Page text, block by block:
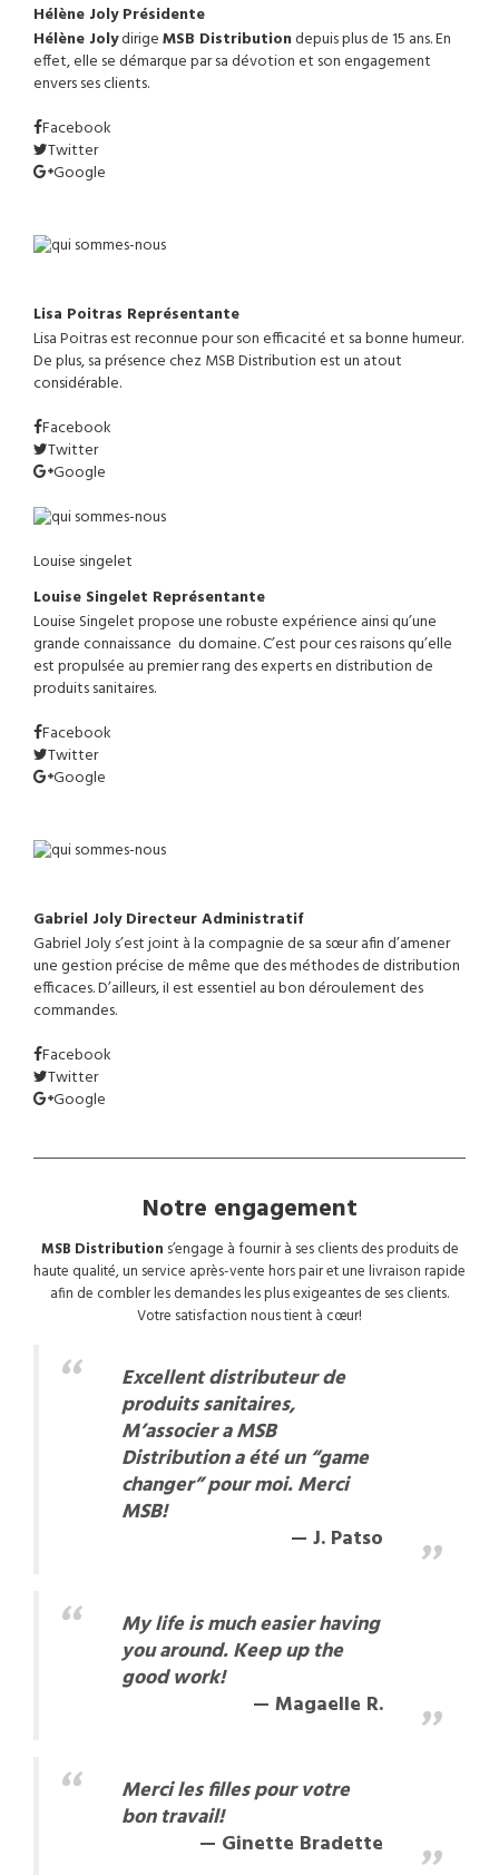
Hélène JolyPrésidente
Hélène JolydirigeMSB Distributiondepuis plus de 15 ans. En
effet, elle se démarque par sa dévotion et son engagement
envers ses clients.
Facebook
Twitter
Google
Lisa Poitras Représentante
Lisa Poitras est reconnue pour son efficacité et sa bonne humeur.
De plus, sa présence chez MSB Distribution est un atout
considérable.
Facebook
Twitter
Google
Louise singelet
Louise Singelet Représentante
Louise Singelet propose une robuste expérience ainsi qu’une
grande connaissance du domaine. C’est pour ces raisons qu’elle
est propulsée au premier rang des experts en distribution de
produits sanitaires.
Facebook
Twitter
Google
Gabriel JolyDirecteur Administratif
Gabriel Joly s’est joint à la compagnie de sa sœur afin d’amener
une gestion précise de même que des méthodes de distribution
efficaces. D’ailleurs, iI est essentiel au bon déroulement des
commandes.
Facebook
Twitter
Google
Notre engagement
MSB Distribution s’engage à fournir à ses clients des produits de
haute qualité, un service après-vente hors pair et une livraison rapide
afin de combler les demandes les plus exigeantes de ses clients.
Votre satisfaction nous tient à cœur!
Excellent distributeur de
produits sanitaires,
M’associer a MSB
Distribution a été un “game
changer” pour moi. Merci
MSB!
J. Patso
My life is much easier having
you around. Keep up the
good work!
Magaelle R.
Merci les filles pour votre
bon travail!
Ginette Bradette